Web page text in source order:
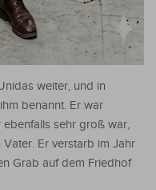
weiter, und in
benannt. Er war
ebenfalls sehr groß war,
Er verstarb im Jahr
Grab auf dem Friedhof